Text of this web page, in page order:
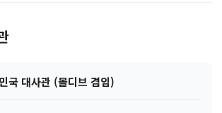
국 대사관 (몰디브 겸임)